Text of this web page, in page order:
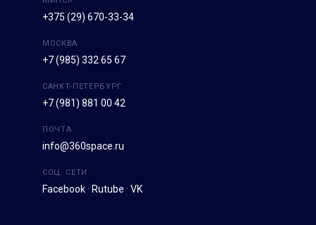
+375 (29) 670-33-34
МОСКВА
+7 (985) 332 65 67
САНКТ-ПЕТЕРБУРГ
+7 (981) 881 00 42
ПОЧТА
info@360space.ru
СОЦ. СЕТИ
Facebook · Rutube · VK